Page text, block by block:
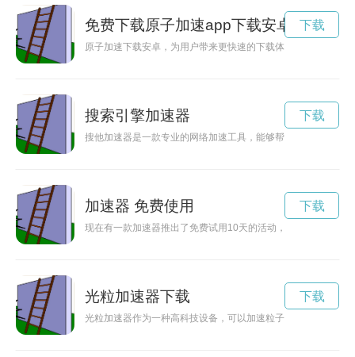
免费下载原子加速app下载安卓版
原子加速下载安卓，为用户带来更快速的下载体验，让安卓用
下载
搜索引擎加速器
搜他加速器是一款专业的网络加速工具，能够帮助用户轻松解
下载
加速器 免费使用
现在有一款加速器推出了免费试用10天的活动，让用户可以尽
下载
光粒加速器下载
光粒加速器作为一种高科技设备，可以加速粒子并在能源科学
下载